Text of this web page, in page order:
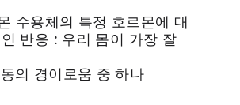
수용체의 특정 호르몬에 대
반응 : 우리 몸이 가장 잘
의 경이로움 중 하나